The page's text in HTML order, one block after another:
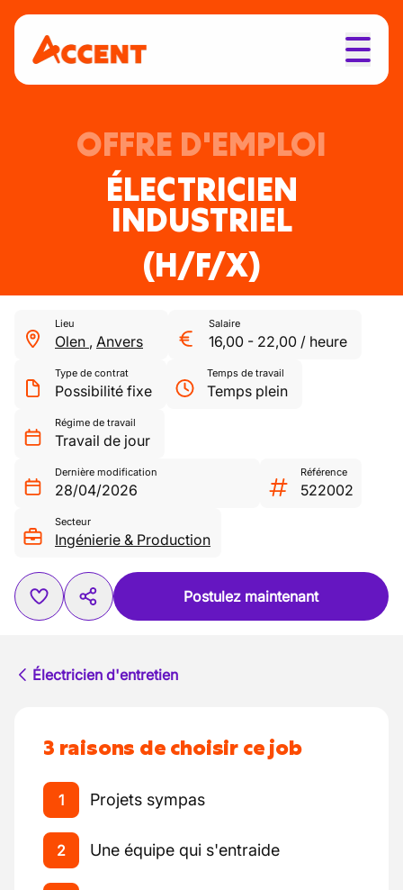
OFFRE D'EMPLOI
ÉLECTRICIEN
INDUSTRIEL
(H/F/X)
Lieu
Olen , Anvers
Salaire
16,00 - 22,00 / heure
Type de contrat
Possibilité fixe
Temps de travail
Temps plein
Régime de travail
Travail de jour
Dernière modification
28/04/2026
Référence
522002
Secteur
Ingénierie & Production
Postulez maintenant
Électricien d'entretien
3 raisons de choisir ce job
1 Projets sympas
2 Une équipe qui s'entraide